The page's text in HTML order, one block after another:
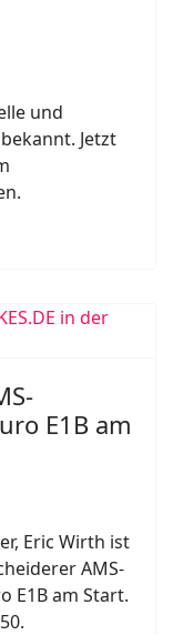
und
Jetzt
E1B am
Eric Wirth ist
AMS-
E1B am Start.